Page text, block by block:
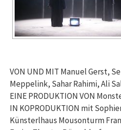
VON UND MIT Manuel Gerst,
Meppelink, Sahar Rahimi, Ali
EINE PRODUKTION VON
IN KOPRODUKTION mit
Künsterlhaus Mousonturm